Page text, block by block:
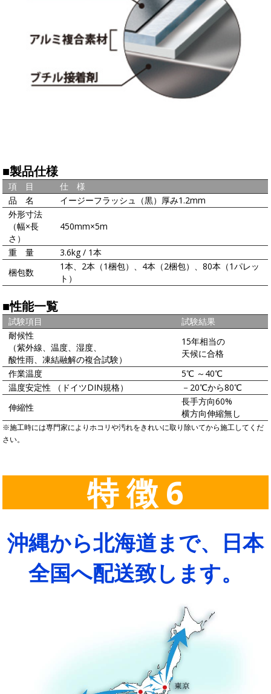
■製品仕様
項 目
仕 様
品 名
イージーフラッシュ（黒）厚み1.2mm
外形寸法
（幅×長
さ）
450mm×5m
重 量
3.6kg / 1本
梱包数
1本、2本（1梱包）、4本（2梱包）、80本（1パレッ
ト）
■性能一覧
試験項目
試験結果
耐候性
（紫外線、温度、湿度、
酸性雨、凍結融解の複合試験）
15年相当の
天候に合格
作業温度
5℃ ～40℃
温度安定性 （ドイツDIN規格）
－20℃から80℃
伸縮性
長手方向60%
横方向伸縮無し
※施工時には専門家によりホコリや汚れをきれいに取り除いてから施工してくだ
さい。
特 徴 6
沖縄から北海道まで、日本
全国へ配送致します。